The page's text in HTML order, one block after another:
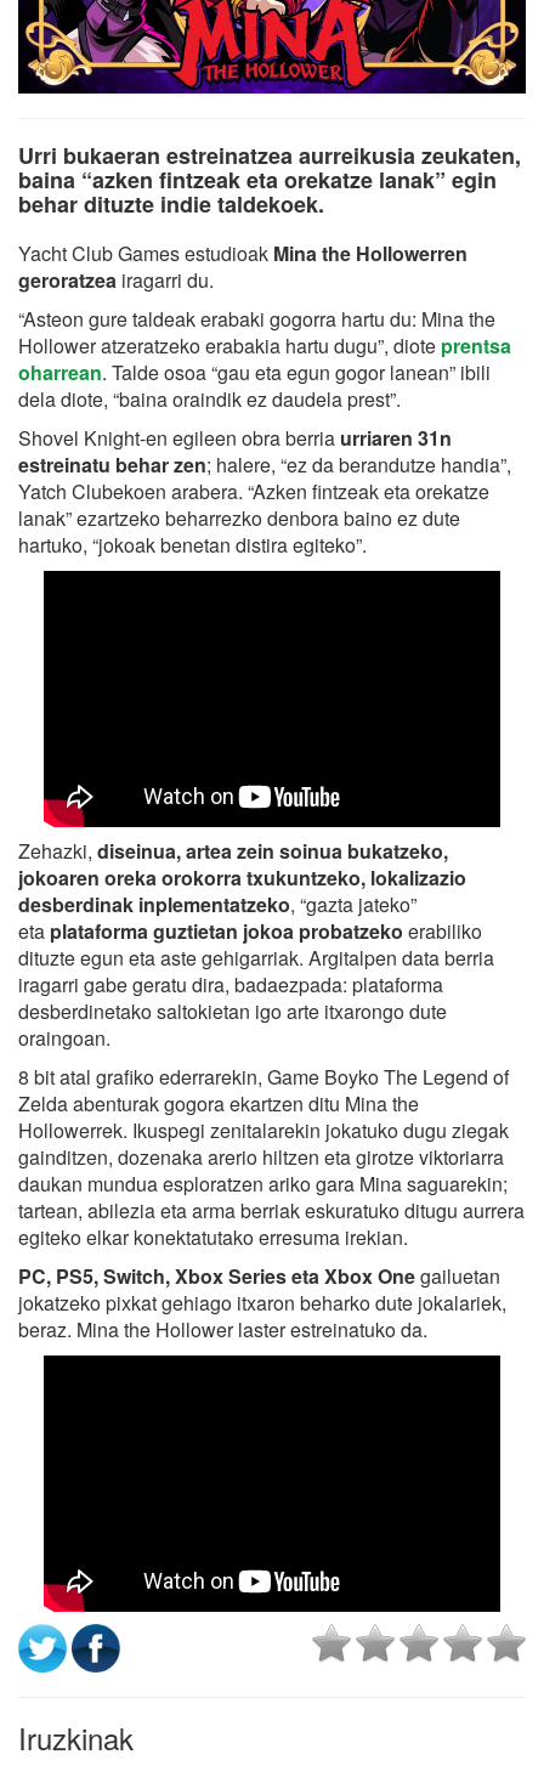
Urri bukaeran estreinatzea aurreikusia zeukaten,
baina “azken fintzeak eta orekatze lanak” egin
behar dituzte indie taldekoek.
Yacht Club Games estudioak Mina the Hollowerren
geroratzea iragarri du.
“Asteon gure taldeak erabaki gogorra hartu du: Mina the
Hollower atzeratzeko erabakia hartu dugu”, diote prentsa
oharrean. Talde osoa “gau eta egun gogor lanean” ibili
dela diote, “baina oraindik ez daudela prest”.
Shovel Knight-en egileen obra berria urriaren 31n
estreinatu behar zen; halere, “ez da berandutze handia”,
Yatch Clubekoen arabera. “Azken fintzeak eta orekatze
lanak” ezartzeko beharrezko denbora baino ez dute
hartuko, “jokoak benetan distira egiteko”.
Zehazki, diseinua, artea zein soinua bukatzeko,
jokoaren oreka orokorra txukuntzeko, lokalizazio
desberdinak inplementatzeko, “gazta jateko”
eta plataforma guztietan jokoa probatzeko erabiliko
dituzte egun eta aste gehigarriak. Argitalpen data berria
iragarri gabe geratu dira, badaezpada: plataforma
desberdinetako saltokietan igo arte itxarongo dute
oraingoan.
8 bit atal grafiko ederrarekin, Game Boyko The Legend of
Zelda abenturak gogora ekartzen ditu Mina the
Hollowerrek. Ikuspegi zenitalarekin jokatuko dugu ziegak
gainditzen, dozenaka arerio hiltzen eta girotze viktoriarra
daukan mundua esploratzen ariko gara Mina saguarekin;
tartean, abilezia eta arma berriak eskuratuko ditugu aurrera
egiteko elkar konektatutako erresuma irekian.
PC, PS5, Switch, Xbox Series eta Xbox Onegailuetan
jokatzeko pixkat gehiago itxaron beharko dute jokalariek,
beraz. Mina the Hollower laster estreinatuko da.
Iruzkinak